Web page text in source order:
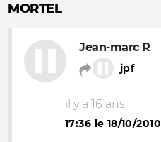
MORTEL
Jean-marc R
jpf
il y a 16 ans
17:36 le 18/10/2010